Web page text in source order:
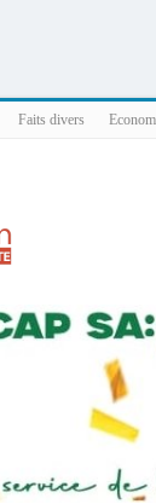
Faits divers